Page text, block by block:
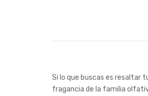
Si lo que buscas es resaltar
fragancia de la familia